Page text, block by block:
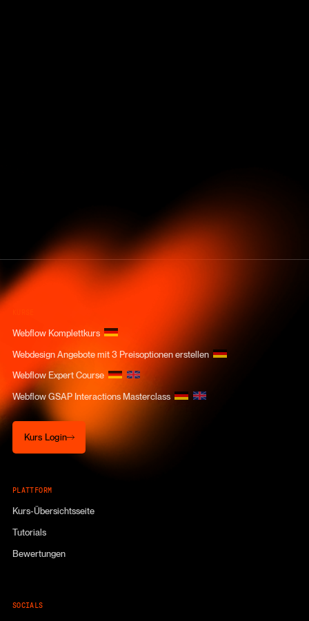
Webflow Komplettkurs
Webdesign Angebote mit 3 Preisoptionen erstellen
Webflow Expert Course
Webflow GSAP Interactions Masterclass
Kurs Login
Kurs Login
PLATTFORM
Kurs-Übersichtsseite
Tutorials
Bewertungen
SOCIALS